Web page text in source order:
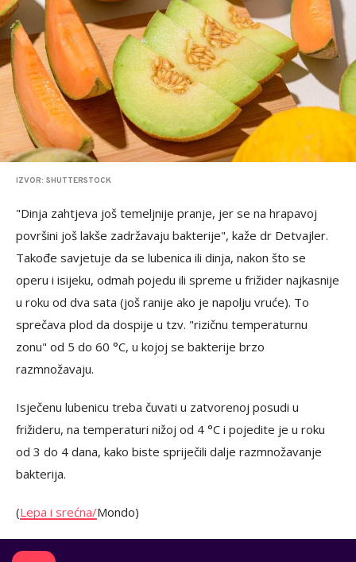
IZVOR: SHUTTERSTOCK
"Dinja zahtjeva još temeljnije pranje, jer se na hrapavoj
površini još lakše zadržavaju bakterije", kaže dr Detvajler.
Takođe savjetuje da se lubenica ili dinja, nakon što se
operu i isijeku, odmah pojedu ili spreme u frižider najkasnije
u roku od dva sata (još ranije ako je napolju vruće). To
sprečava plod da dospije u tzv. "rizičnu temperaturnu
zonu" od 5 do 60 °C, u kojoj se bakterije brzo
razmnožavaju.
Isječenu lubenicu treba čuvati u zatvorenoj posudi u
frižideru, na temperaturi nižoj od 4 °C i pojedite je u roku
od 3 do 4 dana, kako biste spriječili dalje razmnožavanje
bakterija.
(Lepa i srećna/Mondo)